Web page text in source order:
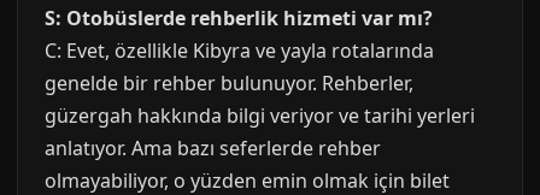
S: Otobüslerde rehberlik hizmeti var mı?
C: Evet, özellikle Kibyra ve yayla rotalarında
genelde bir rehber bulunuyor. Rehberler,
güzergah hakkında bilgi veriyor ve tarihi yerleri
anlatıyor. Ama bazı seferlerde rehber
olmayabiliyor, o yüzden emin olmak için bilet